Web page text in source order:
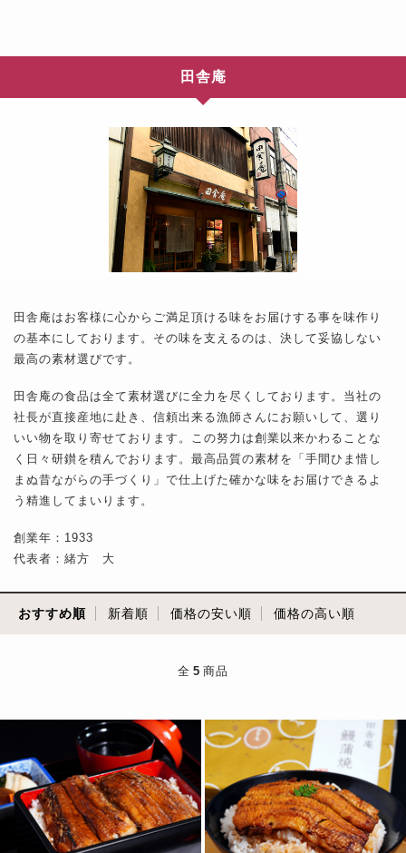
田舎庵
田舎庵はお客様に心からご満足頂ける味をお届けする事を味作り
の基本にしております。その味を支えるのは、決して妥協しない
最高の素材選びです。
田舎庵の食品は全て素材選びに全力を尽くしております。当社の
社長が直接産地に赴き、信頼出来る漁師さんにお願いして、選り
いい物を取り寄せております。この努力は創業以来かわることな
く日々研鑚を積んでおります。最高品質の素材を「手間ひま惜し
まぬ昔ながらの手づくり」で仕上げた確かな味をお届けできるよ
う精進してまいります。
創業年：1933
代表者：緒方 大
おすすめ順 新着順 価格の安い順 価格の高い順
全 5 商品